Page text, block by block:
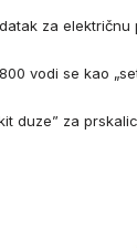
za električnu
vodi se kao
duze” za